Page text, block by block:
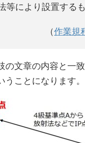
等により設置する
（作業規
の文章の内容と一
うことになります。